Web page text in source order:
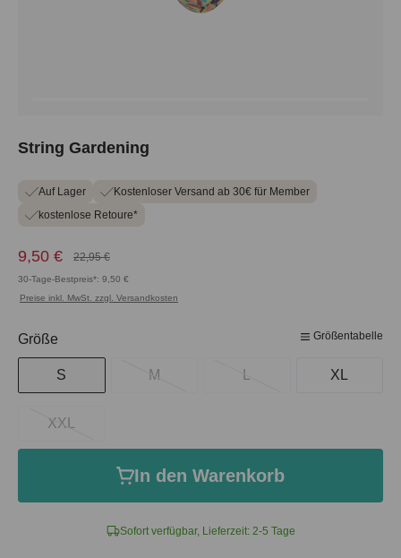
String Gardening
Auf Lager
Kostenloser Versand ab 30€ für Member
kostenlose Retoure*
9,50 € 22,95 €
30-Tage-Bestpreis*: 9,50 €
Preise inkl. MwSt. zzgl. Versandkosten
Sofort verfügbar, Lieferzeit: 2-5 Tage
Größe Größentabelle
S M XL
XXL
In den Warenkorb